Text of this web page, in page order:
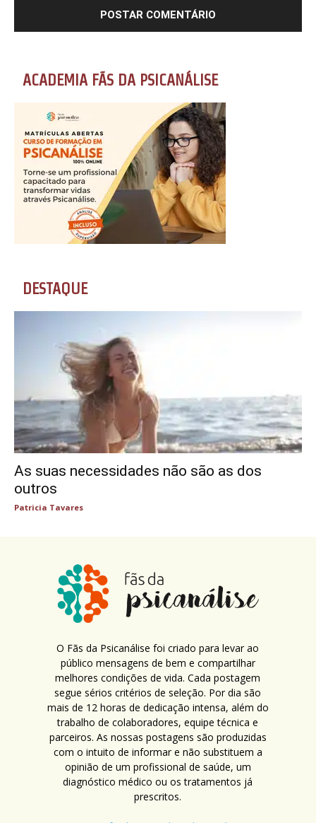
ACADEMIA FÃS DA PSICANÁLISE
DESTAQUE
As suas necessidades não são as dos
outros
Patricia Tavares
O Fãs da Psicanálise foi criado para levar ao
público mensagens de bem e compartilhar
melhores condições de vida. Cada postagem
segue sérios critérios de seleção. Por dia são
mais de 12 horas de dedicação intensa, além do
trabalho de colaboradores, equipe técnica e
parceiros. As nossas postagens são produzidas
com o intuito de informar e não substituem a
opinião de um profissional de saúde, um
diagnóstico médico ou os tratamentos já
prescritos.